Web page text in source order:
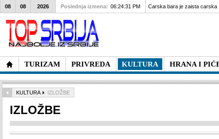
TURIZAM PRIVREDA KULTURA HRANA I
08 08 2026 Poslednja izmena: 06:24:31 PM Carska bara je zaista carska
KULTURA IZLOŽBE
IZLOŽBE